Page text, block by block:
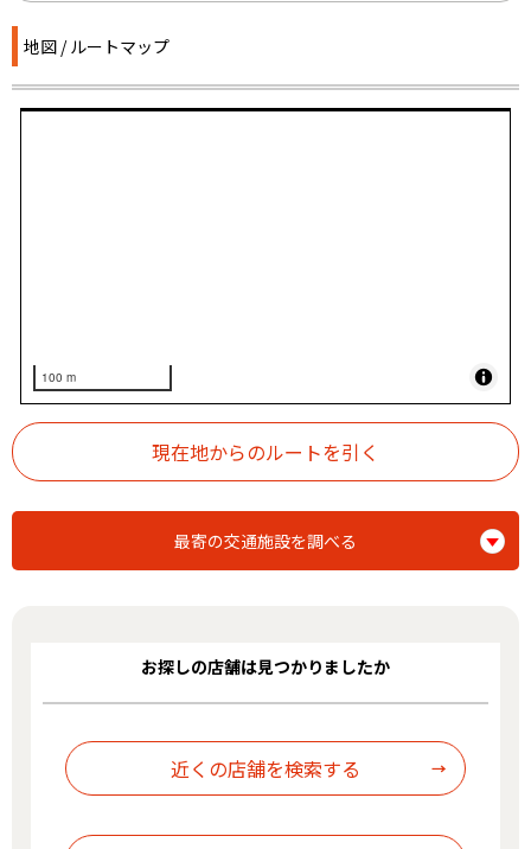
地図 / ルートマップ
100 m
最寄の交通施設を調べる
お探しの店舗は見つかりましたか